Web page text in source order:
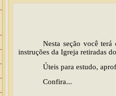
Nesta seção você
instruções da Igreja retiradas
Úteis para estudo,
Confira...